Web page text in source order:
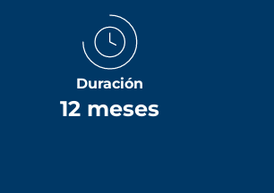
Duración
12 meses